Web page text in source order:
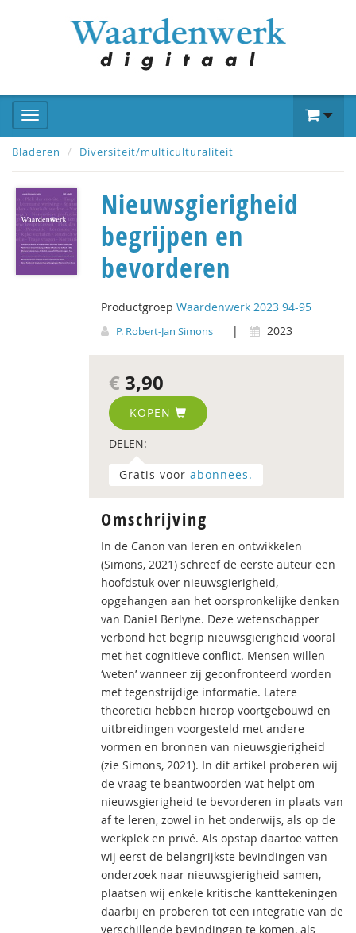
Bladeren Diversiteit/multiculturaliteit
Nieuwsgierigheid
begrijpen en
bevorderen
Productgroep Waardenwerk 2023 94-95
P. Robert-Jan Simons | 2023
€ 3,90
KOPEN
DELEN:
Gratis voor abonnees.
Omschrijving
In de Canon van leren en ontwikkelen
(Simons, 2021) schreef de eerste auteur een
hoofdstuk over nieuwsgierigheid,
opgehangen aan het oorspronkelijke denken
van Daniel Berlyne. Deze wetenschapper
verbond het begrip nieuwsgierigheid vooral
met het cognitieve conflict. Mensen willen
‘weten’ wanneer zij geconfronteerd worden
met tegenstrijdige informatie. Latere
theoretici hebben hierop voortgebouwd en
uitbreidingen voorgesteld met andere
vormen en bronnen van nieuwsgierigheid
(zie Simons, 2021). In dit artikel proberen wij
de vraag te beantwoorden wat helpt om
nieuwsgierigheid te bevorderen in plaats van
af te leren, zowel in het onderwijs, als op de
werkplek en privé. Als opstap daartoe vatten
wij eerst de belangrijkste bevindingen van
onderzoek naar nieuwsgierigheid samen,
plaatsen wij enkele kritische kanttekeningen
daarbij en proberen tot een integratie van de
verschillende bevindingen te komen, als